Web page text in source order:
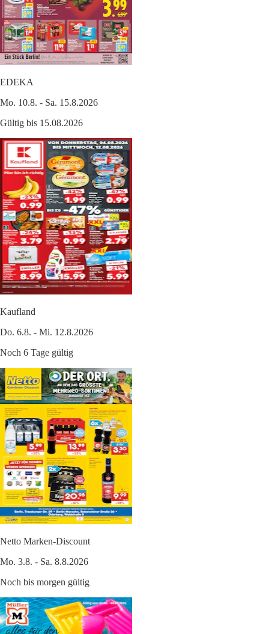
EDEKA
Mo. 10.8. - Sa. 15.8.2026
Gültig bis 15.08.2026
Kaufland
Do. 6.8. - Mi. 12.8.2026
Noch 6 Tage gültig
Netto Marken-Discount
Mo. 3.8. - Sa. 8.8.2026
Noch bis morgen gültig